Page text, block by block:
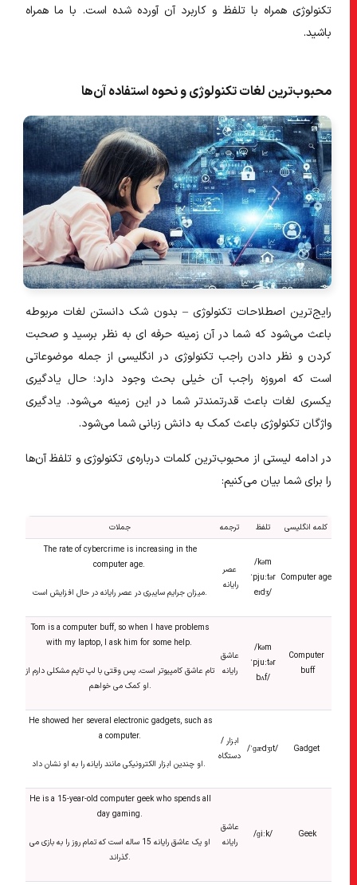
تکنولوژی همراه با تلفظ و کاربرد آن آورده شده است. با ما همراه
باشید.
محبوب‌ترین لغات تکنولوژی و نحوه استفاده آن‌ها
رایج‌ترین اصطلاحات تکنولوژی – بدون شک دانستن لغات مربوطه
باعث می‌شود که شما در آن زمینه حرفه ای به نظر برسید و صحبت
کردن و نظر دادن راجب تکنولوژی در انگلیسی از جمله موضوعاتی
است که امروزه راجب آن خیلی بحث وجود دارد؛ حال یادگیری
یکسری لغات باعث قدرتمند‌تر شما در این زمینه می‌شود. یادگیری
واژگان تکنولوژی باعث کمک به دانش زبانی شما می‌شود.
در ادامه لیستی از محبوب‌ترین کلمات درباره‌ی تکنولوژی و تلفظ آن‌ها
را برای شما بیان می‌کنیم:
جملات ترجمه تلفظ
کلمه انگلیسی
The rate of cybercrime is increasing in the
computer age.
عصر
رایانه
/kəm
ˈpjuːtər
eɪdʒ/
Computer age
Tom is a computer buff, so when I have problems
with my laptop, I ask him for some help.
تام عاشق کامپیوتر است، پس وقتی با لپ تاپم مشکلی دارم از
عاشق
رایانه
/kəm
ˈpjuːtər
bʌf/
Computer
buff
He showed her several electronic gadgets, such as
a computer.
ابزار /
دستگاه
/ˈɡædʒɪt/ Gadget
He is a 15-year-old computer geek who spends all
day gaming.
او یک عاشق رایانه 15 ساله است که تمام روز را به بازی می
عاشق
رایانه
/ɡiːk/ Geek